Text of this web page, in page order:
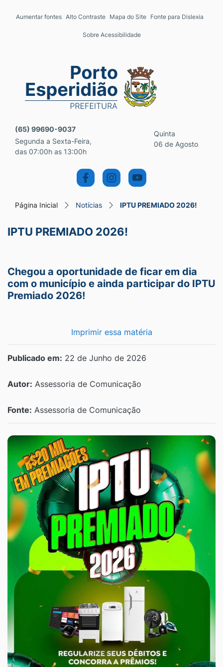
Seção de atalhos e links
Ir para a busca [alt+3]
Aumentar fontes Alto Contraste Mapa do Site Fonte para Dislexia
Sobre Acessibilidade
Seção do menu principal
(65) 99690-9037
Segunda a Sexta-Feira,
das 07:00h as 13:00h
Quinta
06 de Agosto
Página Inicial Notícias IPTU PREMIADO 2026!
IPTU PREMIADO 2026!
Chegou a oportunidade de ficar em dia
com o município e ainda participar do IPTU
Premiado 2026!
Imprimir essa matéria
Publicado em: 22 de Junho de 2026
Autor: Assessoria de Comunicação
Fonte: Assessoria de Comunicação